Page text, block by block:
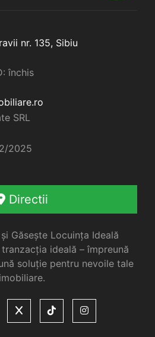
nr. 135, Sibiu
închis
SRL
2025
Directii
Găsește Locuința Ideală
ideală – împreună
soluție pentru nevoile tale
imobiliare.